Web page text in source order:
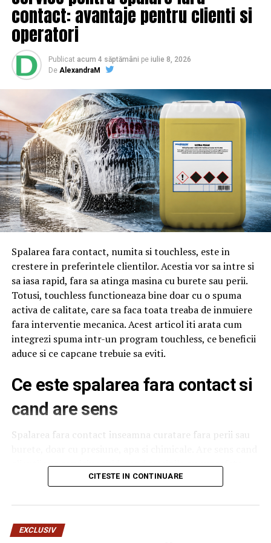
BrailaMEA.ro
ARTICOLE PE ACEIASI TEMA: PRIMA
URMATORUL
Guaido cheamă armata să treacă de partea lui |
NU RATATI
acest comportament al părinţilor poate traumatiza
psihic copiii | BrailaMEA
contact: avantaje pentru clienti si
operatori
Publicat acum 4 săptămâni pe iulie 8, 2026
De AlexandraM
Spalarea fara contact, numita si touchless, este in
crestere in preferintele clientilor. Acestia vor sa intre si
sa iasa rapid, fara sa atinga masina cu burete sau perii.
Totusi, touchless functioneaza bine doar cu o spuma
activa de calitate, care sa faca toata treaba de inmuiere
fara interventie mecanica. Acest articol iti arata cum
integrezi spuma intr-un program touchless, ce beneficii
aduce si ce capcane trebuie sa eviti.
Ce este spalarea fara contact si
cand are sens
Spalarea fara contact inseamna curatare fara perii sau
clientii vor serviciu rapid, cand masinile au suprafete
delicate sau cand traficul este foarte mare si nu ai timp
foarte murdare, cu noroi intarit, caz in care touchless
nu poate face totul. Pentru o spalatorie medie,
combinatia intre touchless si un program cu perii
CITESTE IN CONTINUARE
EXCLUSIV